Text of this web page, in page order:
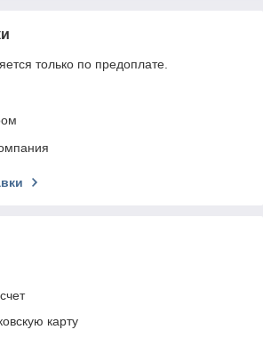
только по предоплате.
карту